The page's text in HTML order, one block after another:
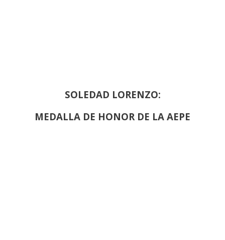
SOLEDAD LORENZO:
MEDALLA DE HONOR DE LA AEPE